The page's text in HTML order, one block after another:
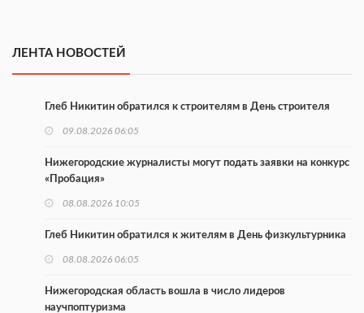
ЛЕНТА НОВОСТЕЙ
Глеб Никитин обратился к строителям в День строителя
09.08.2026 06:05
Нижегородские журналисты могут подать заявки на конкурс
«Пробация»
08.08.2026 10:05
Глеб Никитин обратился к жителям в День физкультурника
08.08.2026 06:05
Нижегородская область вошла в число лидеров
научпоптуризма